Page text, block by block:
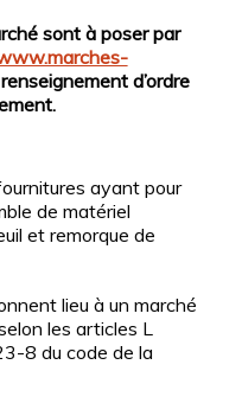
sont à poser par
d’ordre
ayant pour
de matériel
et remorque de
lieu à un marché
les articles L
8 du code de la